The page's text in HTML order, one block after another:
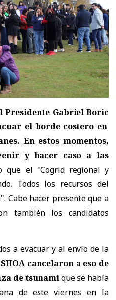
Presidente Gabriel Boric
el borde costero en
En estos momentos,
y hacer caso a las
que el "Cogrid regional y
Todos los recursos del
Cabe hacer presente que a
también los candidatos
a evacuar y al envío de la
cancelaron a eso de
de tsunamique se había
de este viernes en la